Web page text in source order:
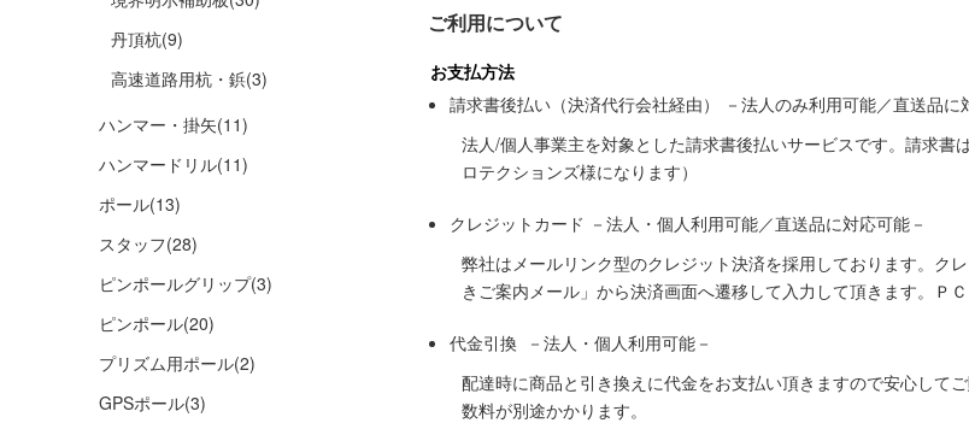
丹頂杭(9)
高速道路用杭・鋲(3)
ハンマー・掛矢(11)
ハンマードリル(11)
ポール(13)
スタッフ(28)
ピンポールグリップ(3)
ピンポール(20)
プリズム用ポール(2)
GPSポール(3)
ご利用について
お支払方法
請求書後払い（決済代行会社経由） －法人のみ利用可能／直送品に
法人/個人事業主を対象とした請求書後払いサービスです。請求
ロテクションズ様になります）
クレジットカード －法人・個人利用可能／直送品に対応可能－
弊社はメールリンク型のクレジット決済を採用しております。ク
きご案内メール」から決済画面へ遷移して入力して頂きます。Ｐ
代金引換 －法人・個人利用可能－
配達時に商品と引き換えに代金をお支払い頂きますので安心して
数料が別途かかります。